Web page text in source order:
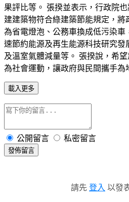
果評比等。 張揆並表示，行政院
建建築物符合綠建築節能規定，
為省電燈泡、公務車換成低污染車
速節約能源及再生能源科技研究發
及溫室氣體減量等。 張揆說，希
為社會運動，讓政府與民間攜手為
載入更多
公開留言 私密留言
發佈留言
請先 登入 以發